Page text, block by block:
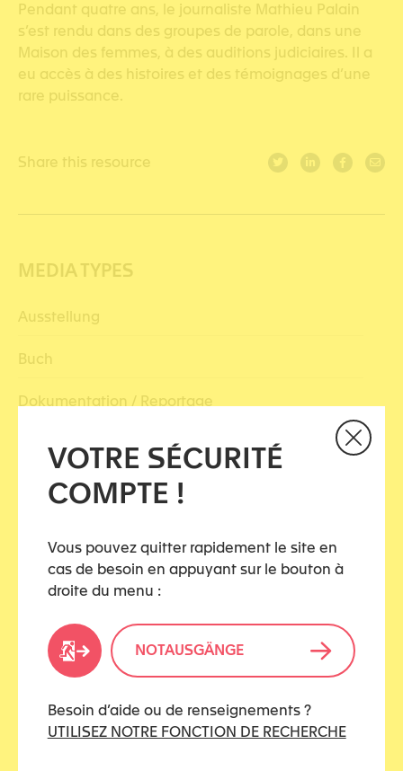
VOTRE SÉCURITÉ
COMPTE !
Vous pouvez quitter rapidement le site en
cas de besoin en appuyant sur le bouton à
droite du menu :
NOTAUSGÄNGE
Besoin d’aide ou de renseignements ?
UTILISEZ NOTRE FONCTION DE RECHERCHE
Pendant quatre ans, le journaliste Mathieu Palain
s’est rendu dans des groupes de parole, dans une
Maison des femmes, à des auditions judiciaires. Il a
eu accès à des histoires et des témoignages d’une
rare puissance.
Share this resource
MEDIA TYPES
Ausstellung
Buch
Dokumentation / Reportage
Erfahrungsbericht
Infografik
Plattform / Website / App
Praxisleitfaden / Schulung
Video/Film